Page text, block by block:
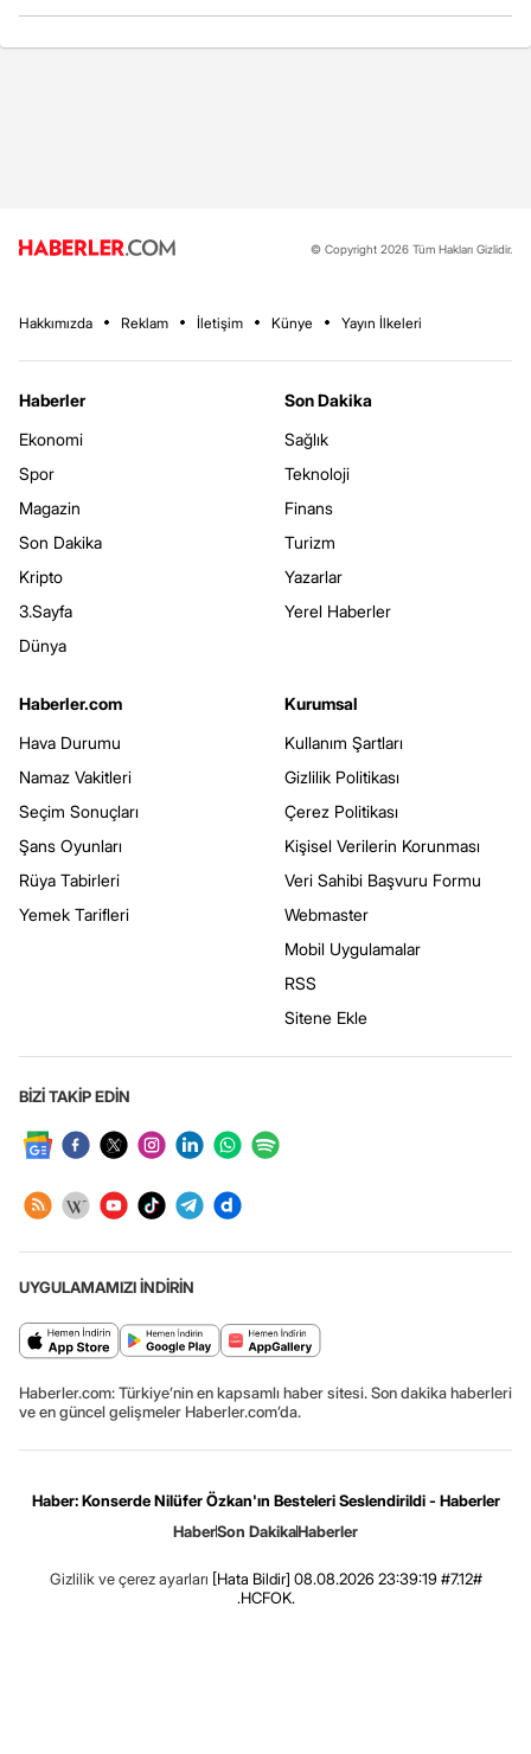
© Copyright 2026 Tüm Hakları Gizlidir.
Hakkımızda Reklam İletişim Künye Yayın İlkeleri
Haberler
Ekonomi
Spor
Magazin
Son Dakika
Kripto
3.Sayfa
Dünya
Son Dakika
Sağlık
Teknoloji
Finans
Turizm
Yazarlar
Yerel Haberler
Haberler.com
Hava Durumu
Namaz Vakitleri
Seçim Sonuçları
Şans Oyunları
Rüya Tabirleri
Yemek Tarifleri
Kurumsal
Kullanım Şartları
Gizlilik Politikası
Çerez Politikası
Kişisel Verilerin Korunması
Veri Sahibi Başvuru Formu
Webmaster
Mobil Uygulamalar
RSS
Sitene Ekle
BİZİ TAKİP EDİN
UYGULAMAMIZI İNDİRİN
Haberler.com: Türkiye’nin en kapsamlı haber sitesi. Son dakika haberleri
ve en güncel gelişmeler Haberler.com’da.
Haber: Konserde Nilüfer Özkan'ın Besteleri Seslendirildi - Haberler
HaberSon DakikaHaberler
Gizlilik ve çerez ayarları [Hata Bildir] 08.08.2026 23:39:19 #7.12#
.HCFOK.